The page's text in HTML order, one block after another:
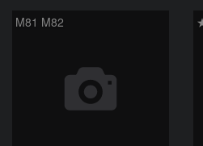
M81 M82